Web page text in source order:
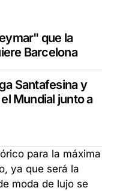
que la
Barcelona
Santafesina y
Mundial junto a
para la máxima
ya que será la
moda de lujo se